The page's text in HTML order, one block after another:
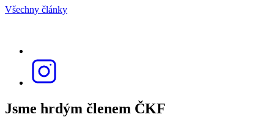
Všechny články
Jsme hrdým členem ČKF